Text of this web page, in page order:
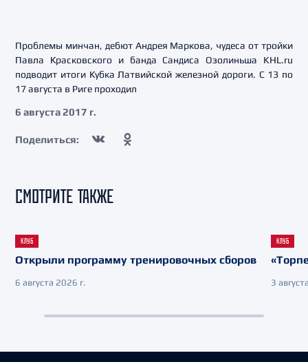
Проблемы минчан, дебют Андрея Маркова, чудеса от тройки
Павла Красковского и банда Сандиса Озолиньша KHL.ru
подводит итоги Кубка Латвийской железной дороги. С 13 по
17 августа в Риге проходил
6 августа 2017 г.
Поделиться:
СМОТРИТЕ ТАКЖЕ
КЛУБ
Открыли программу тренировочных сборов
6 августа 2026 г.
КЛУБ
3